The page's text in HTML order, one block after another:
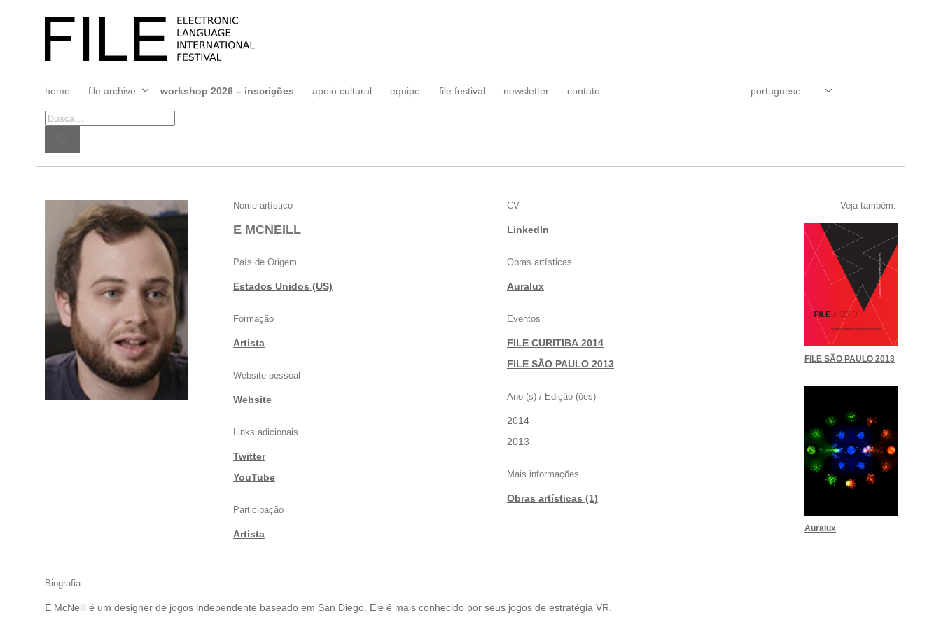
FILE
FESTIVAL
home file archive
Abrir
menu
workshop 2026 – inscrições apoio cultural equipe file festival newsletter contato
MCNEILL
Nome artístico
E MCNEILL
País de Origem
Estados Unidos (US)
Formação
Artista
Website pessoal
Website
Links adicionais
Twitter
|YouTube
Participação
Artista
CV
LinkedIn
Obras artísticas
Auralux
Eventos
FILE CURITIBA 2014
|FILE SÃO PAULO 2013
Ano (s) / Edição (ões)
2014
|2013
Mais informações
Obras artísticas (1)
Biografia
E McNeill é um designer de jogos independente baseado em San Diego. Ele é mais conhecido por seus jogos de estratégia VR.
Veja também:
FILE SÃO PAULO 2013
Auralux